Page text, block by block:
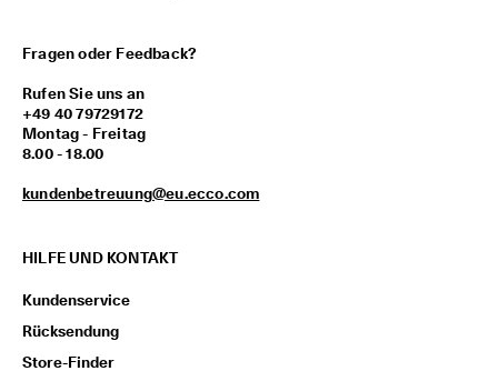
Fragen oder Feedback?
Rufen Sie uns an
+49 40 79729172
Montag - Freitag
8.00 - 18.00
kundenbetreuung@eu.ecco.com
HILFE UND KONTAKT
Kundenservice
Rücksendung
Store-Finder